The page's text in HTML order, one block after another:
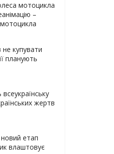
мотоцикла
–
купувати
планують
жертв
етап
влаштовує